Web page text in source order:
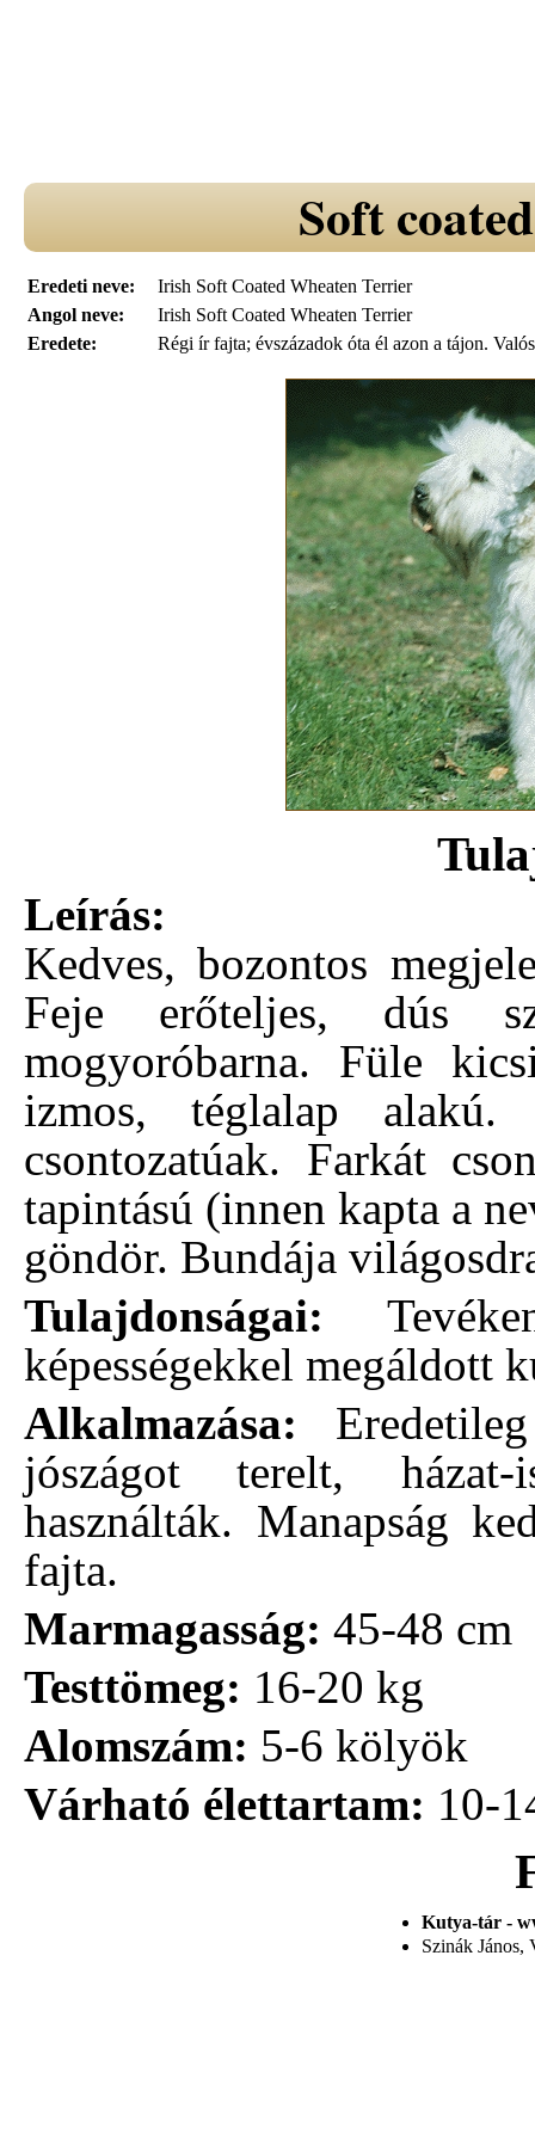
Soft
Eredeti neve:
Irish Soft Coated Wheaten Terrier
Angol neve:
Irish Soft Coated Wheaten Terrier
Eredete:
Régi ír fajta; évszázadok óta él azon a tájon.
Leírás:
Kedves, bozontos
Feje erőteljes, dús
mogyoróbarna. Füle
izmos, téglalap alakú.
csontozatúak. Farkát
tapintású (innen kapta a
göndör. Bundája
Tulajdonságai:
képességekkel megáldott
Alkalmazása:
jószágot terelt, házat-
használták. Manapság
fajta.
Marmagasság: 45-48 cm
Testtömeg: 16-20 kg
Alomszám: 5-6 kölyök
Várható élettartam: 10-
Kutya-tár -
Szinák János,